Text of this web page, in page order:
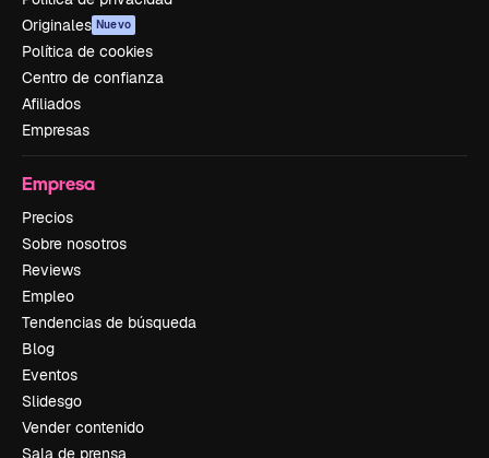
Originales Nuevo
Política de cookies
Centro de confianza
Afiliados
Empresas
Empresa
Precios
Sobre nosotros
Reviews
Empleo
Tendencias de búsqueda
Blog
Eventos
Slidesgo
Vender contenido
Sala de prensa